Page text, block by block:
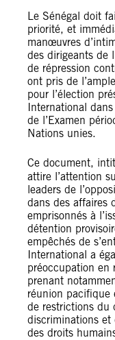
Le Sénégal doit
priorité, et
manœuvres
des dirigeants de
de répression
ont pris de
pour l’élection
International
de l’Examen
Nations unies.
Ce document,
attire l’attention
leaders de
dans des affaires
emprisonnés à
détention
empêchés de
International a
préoccupation en
prenant
réunion pacifique
de restrictions du
discriminations et
des droits